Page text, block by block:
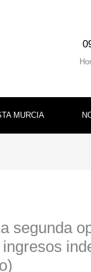
MURCIA
segunda